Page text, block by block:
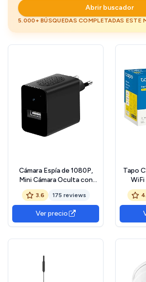
Abrir buscador
5.000+ BÚSQUEDAS COMPLETADAS ESTE
Cámara Espía de 1080P,
Mini Cámara Oculta con
Detector de Movimiento,
Cámara y Visión Nocturna
Integrada (No WiFi No App)
3.6 175 reviews
Ver precio
Tapo
WiFi